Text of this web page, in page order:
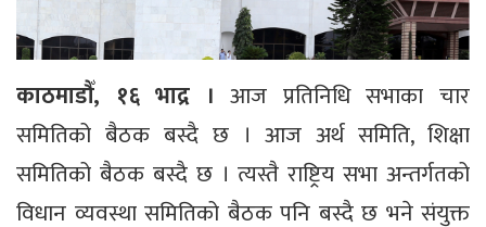
काठमाडौँ, १६ भाद्र । आज प्रतिनिधि सभाका चार
समितिको बैठक बस्दै छ । आज अर्थ समिति, शिक्षा
समितिको बैठक बस्दै छ । त्यस्तै राष्ट्रिय सभा अन्तर्गतको
विधान व्यवस्था समितिको बैठक पनि बस्दै छ भने संयुक्त